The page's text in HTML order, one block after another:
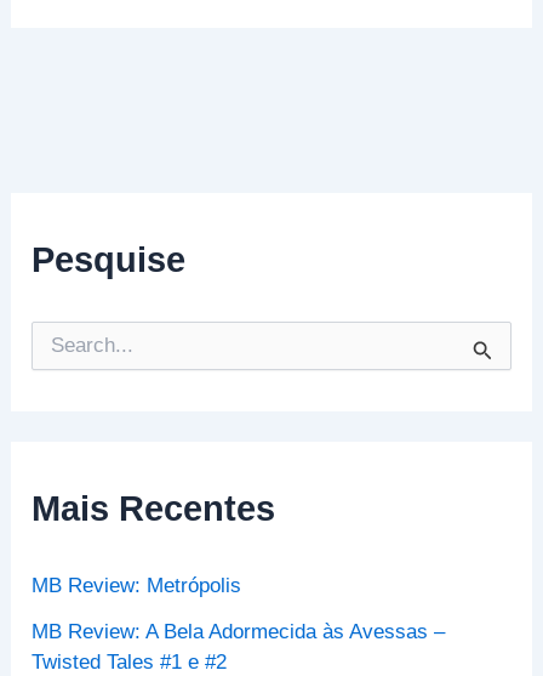
Pesquise
e
s
a
o
:
Mais Recentes
MB Review: Metrópolis
MB Review: A Bela Adormecida às Avessas –
Twisted Tales #1 e #2